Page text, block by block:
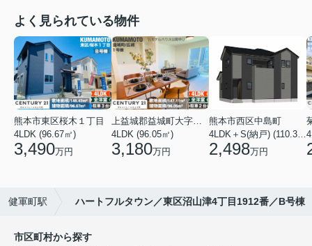
よく見られている物件
熊本市東区桜木１丁目
4LDK (96.67㎡)
3,490万円
上益城郡益城町大字広崎
4LDK (96.05㎡)
3,180万円
熊本市西区中島町
4LDK＋S(納戸) (110.37㎡)
2,498万円
健軍町駅 ハートフルタウン／東区沼山津4丁目1912番／B号棟
市区町村から探す